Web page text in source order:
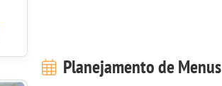
Planejamento de Menus